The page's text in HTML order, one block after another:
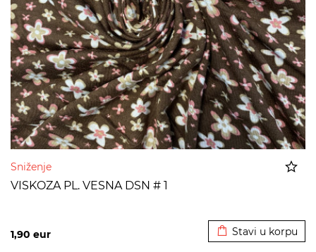
Sniženje
VISKOZA PL. VESNA DSN # 1
1,90 eur Stavi u korpu